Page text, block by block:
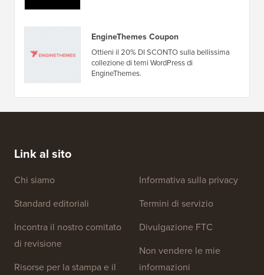
EngineThemes Coupon
Ottieni il 20% DI SCONTO sulla bellissima
collezione di temi WordPress di
EngineThemes.
Link al sito
Chi siamo
Standard editoriali
Incontra il nostro comitato
di revisione
Risorse per la stampa e il
Informativa sulla privacy
Termini di servizio
Divulgazione FTC
Non vendere le mie
informazioni